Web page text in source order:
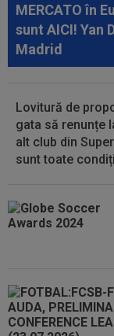
09:49
"Dacă e
dobor, atunci așa
09:34 OFICIAL
09:31
Jucătorul
dacă i-a schimbat
MERCATO în
sunt AICI! Yan
Madrid
Lovitură de
gata să renunțe
alt club din
sunt toate